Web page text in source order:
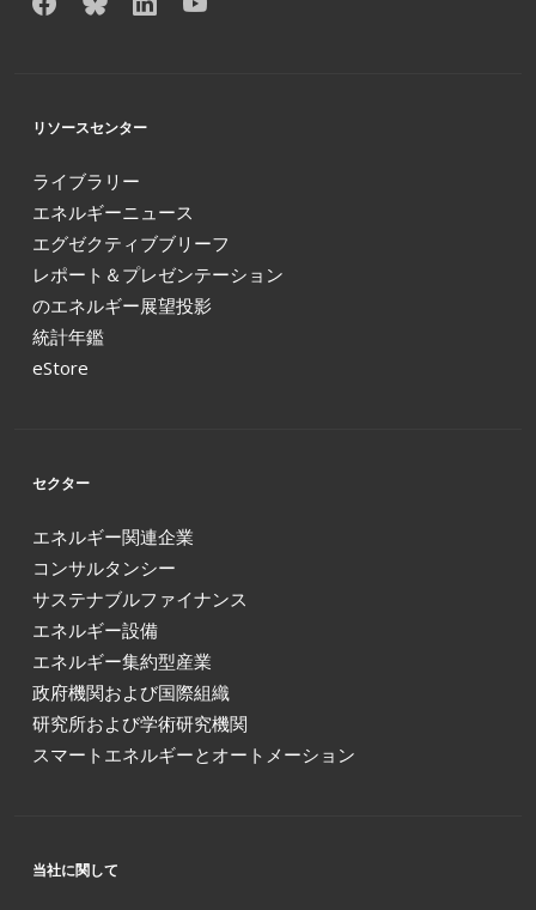
リソースセンター
ライブラリー
エネルギーニュース
エグゼクティブブリーフ
レポート＆プレゼンテーション
のエネルギー展望投影
統計年鑑
eStore
セクター
エネルギー関連企業
コンサルタンシー
サステナブルファイナンス
エネルギー設備
エネルギー集約型産業
政府機関および国際組織
研究所および学術研究機関
スマートエネルギーとオートメーション
当社に関して